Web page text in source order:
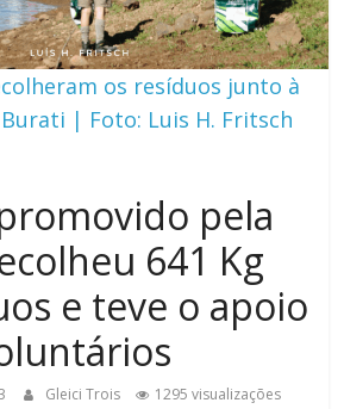
os resíduos junto à
| Foto: Luis H. Fritsch
pela
641 Kg
e teve o apoio
Gleici Trois
1295 visualizações